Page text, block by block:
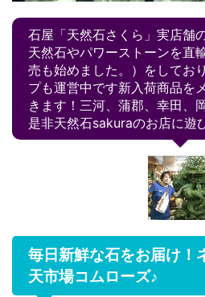
石屋「天然石さくら」実店舗
天然石やパワーストーンを直
売も始めました。）をしてお
プも運営中です新入荷商品を
きます！三河、蒲郡、幸田、
是非天然石sakuraのお店に遊
毎日新鮮な石をお届け！
天市場コムローズ♪